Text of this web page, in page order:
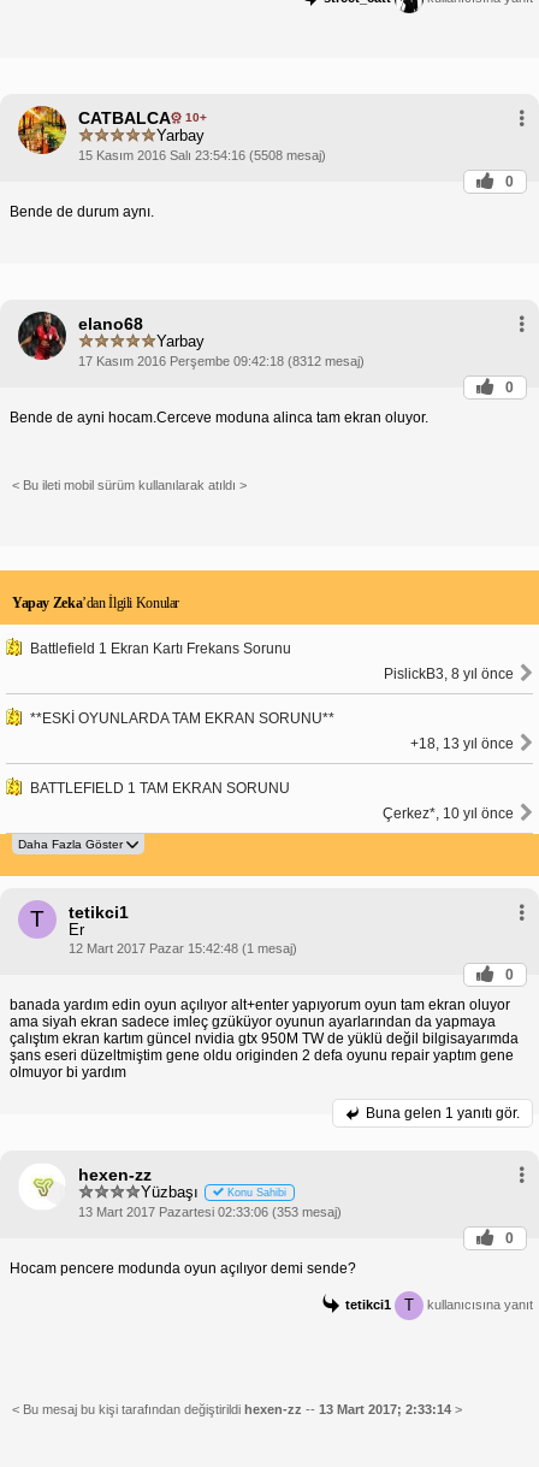
"Oyun Dosyalarının Bütünlüğünü Doğrula..."
düğmesini tıkla.
Çözüm 6: Oyunu Yeniden Yükle
Oyunu bilgisayarından kaldır ve ardından resmi
web sitesini ziyaret edebilirsin.
CATBALCA 10+
Yarbay
15 Kasım 2016 Salı 23:54:16 (5508 mesaj)
0
Bende de durum aynı.
elano68
Yarbay
17 Kasım 2016 Perşembe 09:42:18 (8312 mesaj)
0
Bende de ayni hocam.Cerceve moduna alinca tam ekran oluyor.
< Bu ileti mobil sürüm kullanılarak atıldı >
Yapay Zeka’dan İlgili Konular
Battlefield 1 Ekran Kartı Frekans Sorunu
PislickB3, 8 yıl önce
**ESKİ OYUNLARDA TAM EKRAN SORUNU**
+18, 13 yıl önce
BATTLEFIELD 1 TAM EKRAN SORUNU
Çerkez*, 10 yıl önce
T tetikci1
Er
12 Mart 2017 Pazar 15:42:48 (1 mesaj)
0
banada yardım edin oyun açılıyor alt+enter yapıyorum oyun tam ekran oluyor
ama siyah ekran sadece imleç gzüküyor oyunun ayarlarından da yapmaya
çalıştım ekran kartım güncel nvidia gtx 950M TW de yüklü değil bilgisayarımda
şans eseri düzeltmiştim gene oldu originden 2 defa oyunu repair yaptım gene
olmuyor bi yardım
Buna gelen 1 yanıtı gör.
hexen-zz
Yüzbaşı Konu Sahibi
13 Mart 2017 Pazartesi 02:33:06 (353 mesaj)
0
Hocam pencere modunda oyun açılıyor demi sende?
tetikci1 T kullanıcısına yanıt
< Bu mesaj bu kişi tarafından değiştirildi hexen-zz -- 13 Mart 2017; 2:33:14 >